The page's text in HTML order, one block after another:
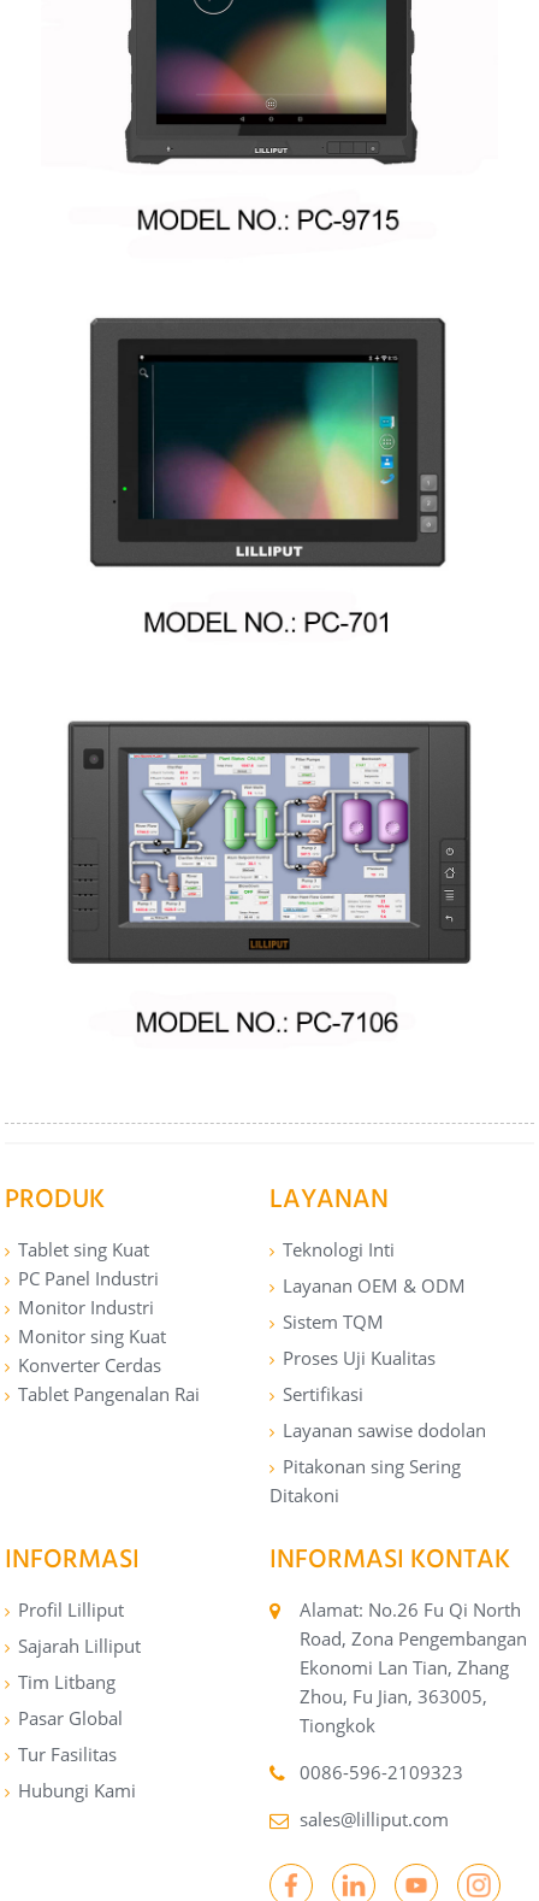
PRODUK
Tablet sing Kuat
PC Panel Industri
Monitor Industri
Monitor sing Kuat
Konverter Cerdas
Tablet Pangenalan Rai
LAYANAN
Teknologi Inti
Layanan OEM & ODM
Sistem TQM
Proses Uji Kualitas
Sertifikasi
Layanan sawise dodolan
Pitakonan sing Sering
Ditakoni
INFORMASI
Profil Lilliput
Sajarah Lilliput
Tim Litbang
Pasar Global
Tur Fasilitas
Hubungi Kami
INFORMASI KONTAK
Alamat: No.26 Fu Qi North
Road, Zona Pengembangan
Ekonomi Lan Tian, ​​Zhang
Zhou, Fu Jian, 363005,
Tiongkok
0086-596-2109323
sales@lilliput.com